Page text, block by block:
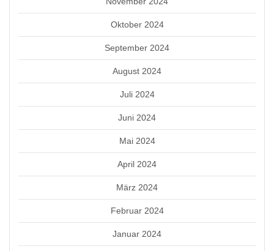
Oktober 2024
September 2024
August 2024
Juli 2024
Juni 2024
Mai 2024
April 2024
März 2024
Februar 2024
Januar 2024